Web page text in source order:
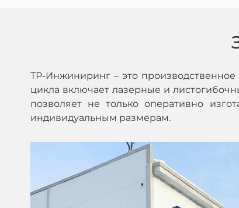
ТР-Инжиниринг – это
цикла включает лазерные и
позволяет не только оперативно
индивидуальным размерам.